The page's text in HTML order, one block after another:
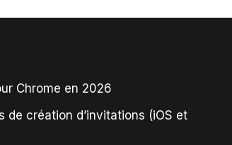
Chrome en 2026
de création d’invitations (iOS et